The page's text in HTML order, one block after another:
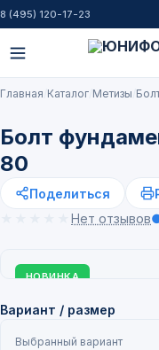
8 (495) 120-17-23
Главная Каталог Метизы
Болт
80
Поделиться
Нет отзывов
НОВИНКА
Вариант / размер
Выбранный вариант